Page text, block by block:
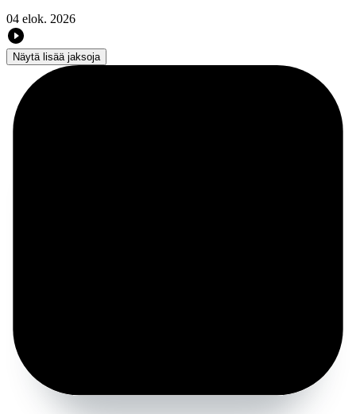
04 elok. 2026
Näytä lisää jaksoja